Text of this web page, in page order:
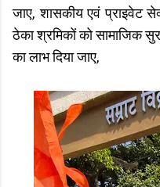
जाए, शासकीय एवं प्राइवेट
ठेका श्रमिकों को सामाजिक
का लाभ दिया जाए,